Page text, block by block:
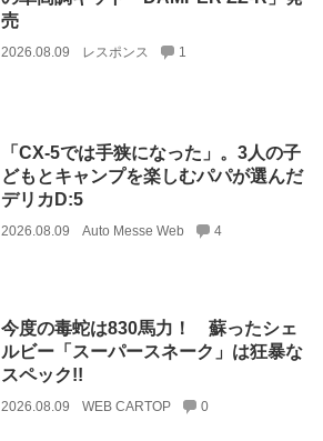
売
2026.08.09 レスポンス 1
「CX-5では手狭になった」。3人の子
どもとキャンプを楽しむパパが選んだ
デリカD:5
2026.08.09 Auto Messe Web 4
今度の毒蛇は830馬力！ 蘇ったシェ
ルビー「スーパースネーク」は狂暴な
スペック!!
2026.08.09 WEB CARTOP 0